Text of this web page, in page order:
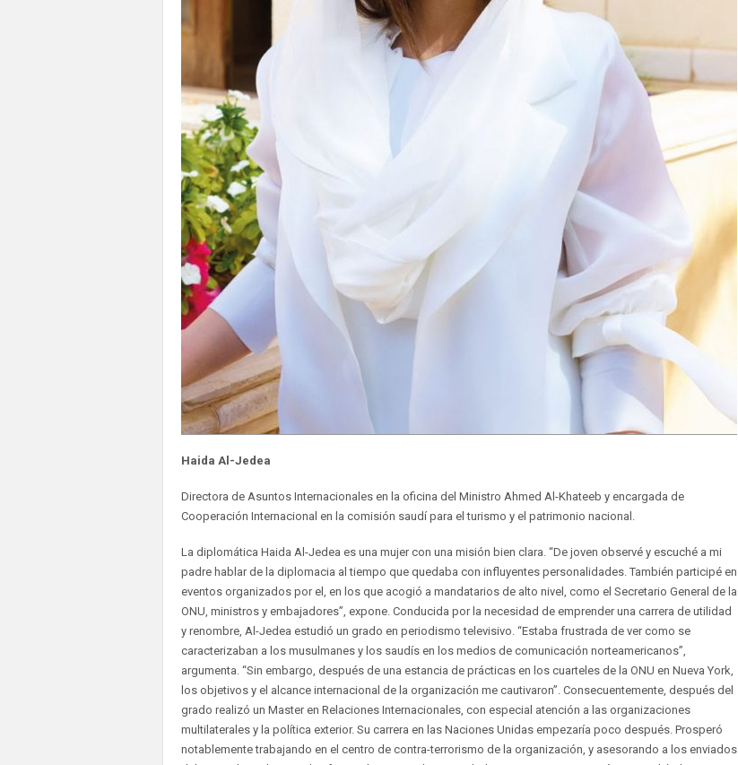
Haida Al-Jedea
Directora de Asuntos Internacionales en la oficina del Ministro Ahmed Al-Khateeb y encargada de
Cooperación Internacional en la comisión saudí para el turismo y el patrimonio nacional.
La diplomática Haida Al-Jedea es una mujer con una misión bien clara. “De joven observé y escuché a mi
padre hablar de la diplomacia al tiempo que quedaba con influyentes personalidades. También participé en
eventos organizados por el, en los que acogió a mandatarios de alto nivel, como el Secretario General de la
ONU, ministros y embajadores”, expone. Conducida por la necesidad de emprender una carrera de utilidad
y renombre, Al-Jedea estudió un grado en periodismo televisivo. “Estaba frustrada de ver como se
caracterizaban a los musulmanes y los saudís en los medios de comunicación norteamericanos”,
argumenta. “Sin embargo, después de una estancia de prácticas en los cuarteles de la ONU en Nueva York,
los objetivos y el alcance internacional de la organización me cautivaron”. Consecuentemente, después del
grado realizó un Master en Relaciones Internacionales, con especial atención a las organizaciones
multilaterales y la política exterior. Su carrera en las Naciones Unidas empezaría poco después. Prosperó
notablemente trabajando en el centro de contra-terrorismo de la organización, y asesorando a los enviados